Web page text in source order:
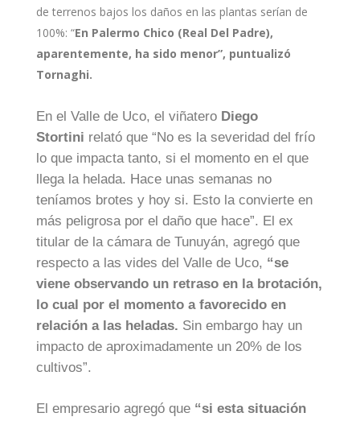
de terrenos bajos los daños en las plantas serían de
100%: “En Palermo Chico (Real Del Padre),
aparentemente, ha sido menor”, puntualizó
Tornaghi.
En el Valle de Uco, el viñatero Diego
Stortini relató que “No es la severidad del frío
lo que impacta tanto, si el momento en el que
llega la helada. Hace unas semanas no
teníamos brotes y hoy si. Esto la convierte en
más peligrosa por el daño que hace”. El ex
titular de la cámara de Tunuyán, agregó que
respecto a las vides del Valle de Uco, “se
viene observando un retraso en la brotación,
lo cual por el momento a favorecido en
relación a las heladas. Sin embargo hay un
impacto de aproximadamente un 20% de los
cultivos”.
El empresario agregó que “si esta situación